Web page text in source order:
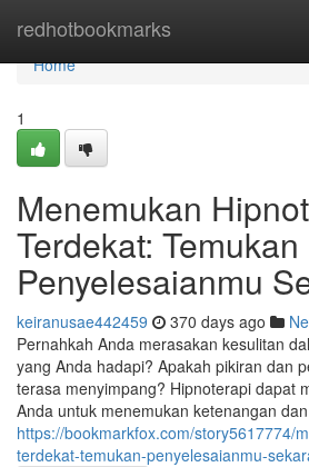
redhotbookmarks
Home
Home
1
Menemukan
Terdekat: Temukan
Penyelesaianmu
keiranusae442459 370 days ago
Pernahkah Anda merasakan kesulitan
yang Anda hadapi? Apakah pikiran dan
terasa menyimpang? Hipnoterapi dapat
Anda untuk menemukan ketenangan dan
https://bookmarkfox.com/story5617774/
terdekat-temukan-penyelesaianmu-